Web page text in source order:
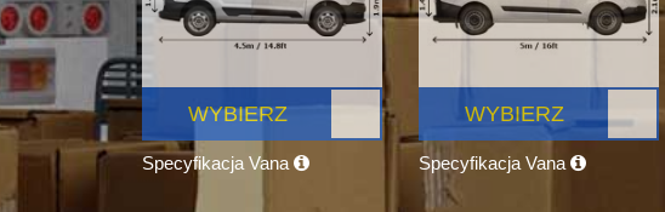
WYBIERZ
Specyfikacja Vana
WYBIERZ
Specyfikacja Vana